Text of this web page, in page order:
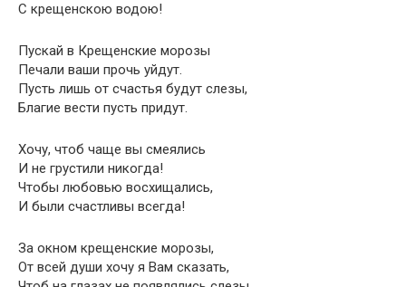
С крещенскою водою!
Пускай в Крещенские морозы
Печали ваши прочь уйдут.
Пусть лишь от счастья будут слезы,
Благие вести пусть придут.
Хочу, чтоб чаще вы смеялись
И не грустили никогда!
Чтобы любовью восхищались,
И были счастливы всегда!
За окном крещенские морозы,
От всей души хочу я Вам сказать,